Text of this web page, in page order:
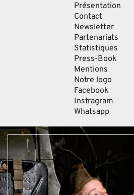
Présentation
Contact
Newsletter
Partenariats
Statistiques
Press-Book
Mentions
Notre logo
Facebook
Instragram
Whatsapp